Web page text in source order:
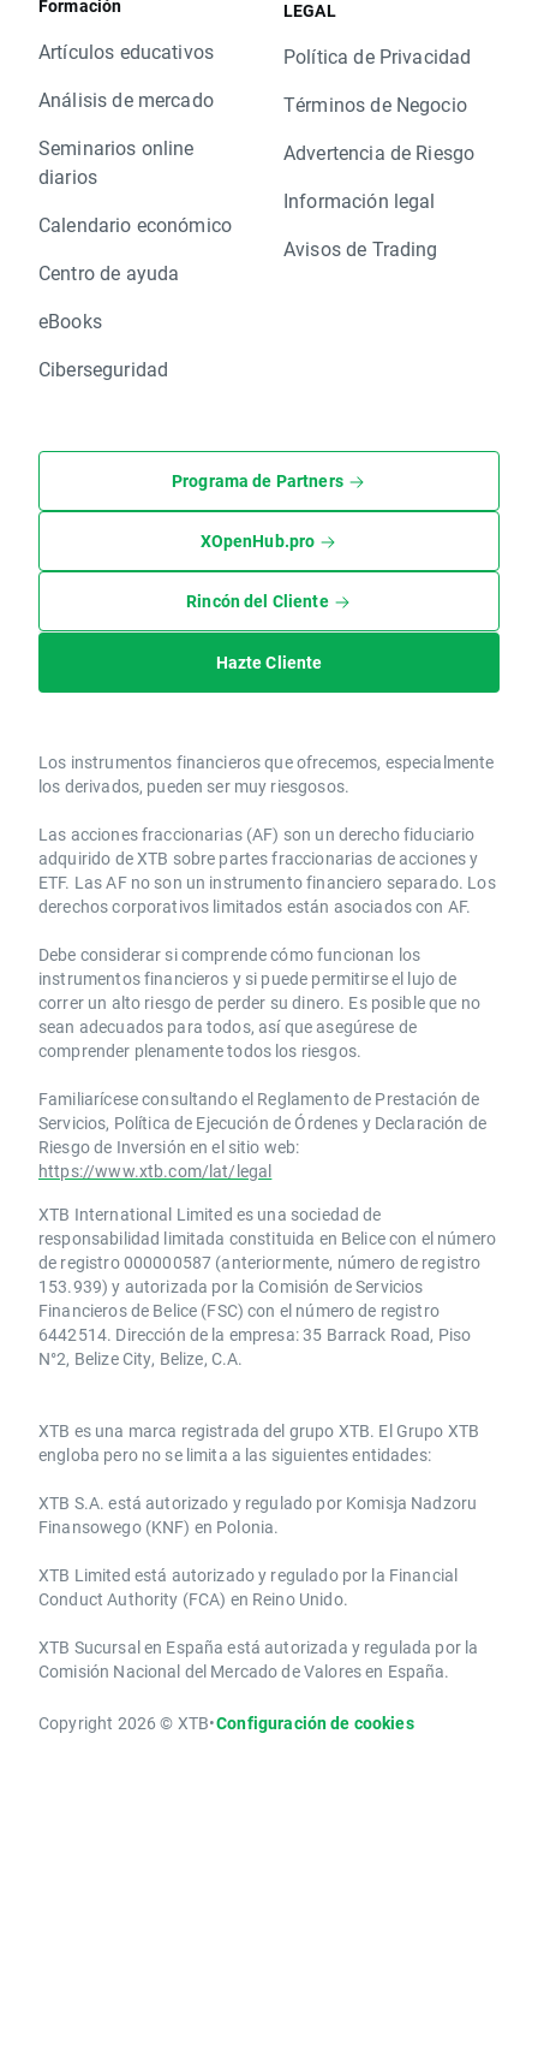
Formación
Artículos educativos
Análisis de mercado
Seminarios online
diarios
Calendario económico
Centro de ayuda
eBooks
Ciberseguridad
LEGAL
Política de Privacidad
Términos de Negocio
Advertencia de Riesgo
Información legal
Avisos de Trading
Programa de Partners
XOpenHub.pro
Rincón del Cliente
Hazte Cliente
Los instrumentos financieros que ofrecemos, especialmente
los derivados, pueden ser muy riesgosos.
Las acciones fraccionarias (AF) son un derecho fiduciario
adquirido de XTB sobre partes fraccionarias de acciones y
ETF. Las AF no son un instrumento financiero separado. Los
derechos corporativos limitados están asociados con AF.
Debe considerar si comprende cómo funcionan los
instrumentos financieros y si puede permitirse el lujo de
correr un alto riesgo de perder su dinero. Es posible que no
sean adecuados para todos, así que asegúrese de
comprender plenamente todos los riesgos.
Familiarícese consultando el Reglamento de Prestación de
Servicios, Política de Ejecución de Órdenes y Declaración de
Riesgo de Inversión en el sitio web:
https://www.xtb.com/lat/legal
XTB International Limited es una sociedad de
responsabilidad limitada constituida en Belice con el número
de registro 000000587 (anteriormente, número de registro
153.939) y autorizada por la Comisión de Servicios
Financieros de Belice (FSC) con el número de registro
6442514. Dirección de la empresa: 35 Barrack Road, Piso
N°2, Belize City, Belize, C.A.
​​XTB es una marca registrada del grupo XTB. El Grupo XTB
engloba pero no se limita a las siguientes entidades:
XTB S.A.​ está autorizado y regulado por Komisja Nadzoru
Finansowego (KNF) ​en Polonia.
XTB Limited ​está autorizado y regulado por la ​Financial
Conduct Authority ​(FCA) en ​​Reino Unido.
XTB Sucursal en España está autorizada y regulada por la
Comisión Nacional del Mercado de Valores en España.
Copyright 2026 © XTB•Configuración de cookies